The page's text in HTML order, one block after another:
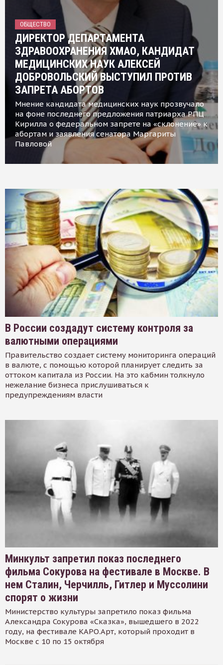
ОБЩЕСТВО
ДИРЕКТОР ДЕПАРТАМЕНТА
ЗДРАВООХРАНЕНИЯ ХМАО, КАНДИДАТ
МЕДИЦИНСКИХ НАУК АЛЕКСЕЙ
ДОБРОВОЛЬСКИЙ ВЫСТУПИЛ ПРОТИВ
ЗАПРЕТА АБОРТОВ
Мнение кандидата медицинских наук прозвучало
на фоне последнего предложения патриарха РПЦ
Кирилла о федеральном запрете на «склонение» к
абортам и заявления сенатора Маргариты
Павловой
В России создадут систему контроля за
валютными операциями
Правительство создает систему мониторинга операций
в валюте, с помощью которой планирует следить за
оттоком капитала из России. На это кабмин толкнуло
нежелание бизнеса прислушиваться к
предупреждениям власти
Минкульт запретил показ последнего
фильма Сокурова на фестивале в Москве. В
нем Сталин, Черчилль, Гитлер и Муссолини
спорят о жизни
Министерство культуры запретило показ фильма
Александра Сокурова «Сказка», вышедшего в 2022
году, на фестивале КАРО.Арт, который проходит в
Москве с 10 по 15 октября